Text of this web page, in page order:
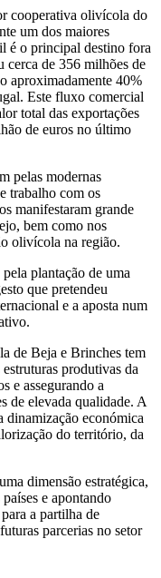
cooperativa olivícola do
um dos maiores
é o principal destino fora
cerca de 356 milhões de
aproximadamente 40%
Este fluxo comercial
total das exportações
de euros no último
pelas modernas
trabalho com os
manifestaram grande
bem como nos
olivícola na região.
plantação de uma
que pretendeu
e a aposta num
de Beja e Brinches tem
produtivas da
e assegurando a
de elevada qualidade. A
dinamização económica
do território, da
dimensão estratégica,
e apontando
a partilha de
parcerias no setor